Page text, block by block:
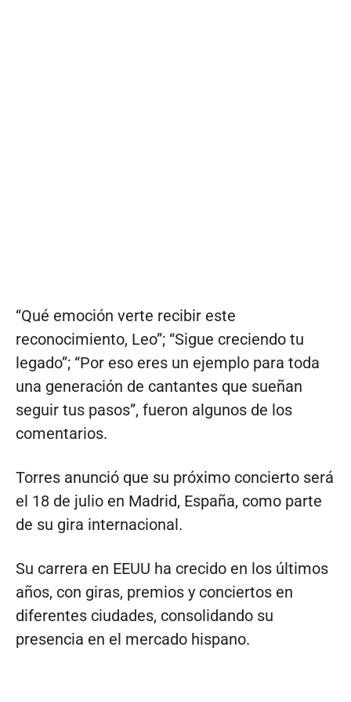
“Qué emoción verte recibir este
reconocimiento, Leo”; “Sigue creciendo tu
legado”; “Por eso eres un ejemplo para toda
una generación de cantantes que sueñan
seguir tus pasos”, fueron algunos de los
comentarios.
Torres anunció que su próximo concierto será
el 18 de julio en Madrid, España, como parte
de su gira internacional.
Su carrera en EEUU ha crecido en los últimos
años, con giras, premios y conciertos en
diferentes ciudades, consolidando su
presencia en el mercado hispano.